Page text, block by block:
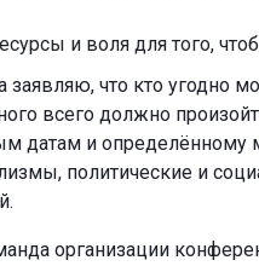
и воля для того,
заявляю, что кто угодно
всего должно
датам и определённому
политические и
организации